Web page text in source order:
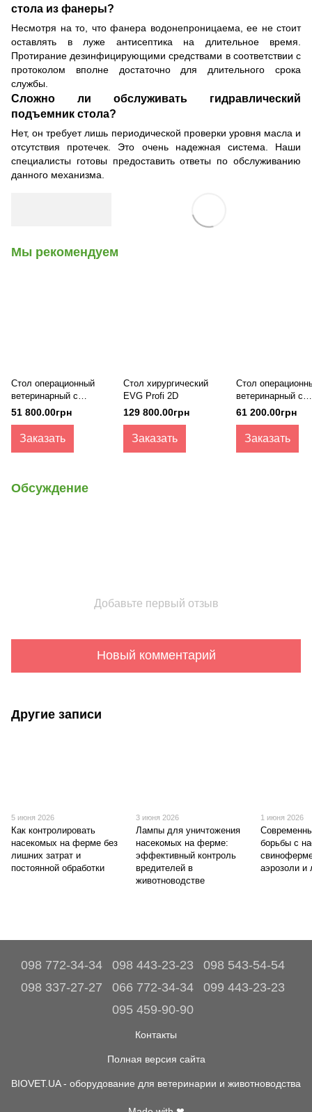
стола из фанеры?
Несмотря на то, что фанера водонепроницаема, ее не стоит
оставлять в луже антисептика на длительное время.
Протирание дезинфицирующими средствами в соответствии с
протоколом вполне достаточно для длительного срока
службы.
Сложно ли обслуживать гидравлический
подъемник стола?
Нет, он требует лишь периодической проверки уровня масла и
отсутствия протечек. Это очень надежная система. Наши
специалисты готовы предоставить ответы по обслуживанию
данного механизма.
Мы рекомендуем
Стол операционный
ветеринарный с
гидроприводом СОВ–
51 800.00грн
Заказать
Стол хирургический
EVG Profi 2D
129 800.00грн
Заказать
Стол
ветеринарный с
электроприводом
61 200.00грн
Заказать
Обсуждение
Добавьте первый отзыв
Новый комментарий
Другие записи
5 июня 2026
Как контролировать
насекомых на ферме без
лишних затрат и
постоянной обработки
3 июня 2026
Лампы для уничтожения
насекомых на ферме:
эффективный контроль
вредителей в
животноводстве
1 июня 2026
борьбы с
аэрозоли и
098 772-34-34 098 443-23-23
098 543-54-54
098 337-27-27
066 772-34-34
099 443-23-23
095 459-90-90
Контакты
Полная версия сайта
BIOVET.UA - оборудование для ветеринарии и животноводства